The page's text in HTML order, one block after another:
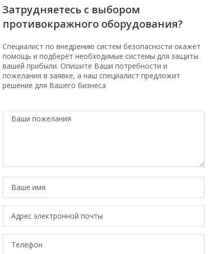
Затрудняетесь с выбором
противокражного оборудования?
Специалист по внедрению систем безопасности окажет
помощь и подберёт необходимые системы для защиты
вашей прибыли. Опишите Ваши потребности и
пожелания в заявке, а наш специалист предложит
решение для Вашего бизнеса